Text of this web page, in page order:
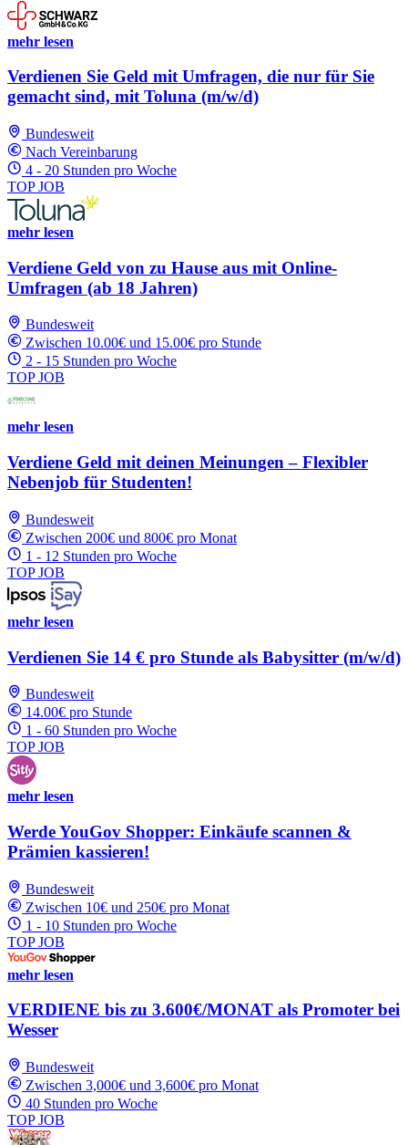
mehr lesen
Verdienen Sie Geld mit Umfragen, die nur für Sie
gemacht sind, mit Toluna (m/w/d)
Bundesweit
Nach Vereinbarung
4 - 20 Stunden pro Woche
TOP JOB
mehr lesen
Verdiene Geld von zu Hause aus mit Online-
Umfragen (ab 18 Jahren)
Bundesweit
Zwischen 10.00€ und 15.00€ pro Stunde
2 - 15 Stunden pro Woche
TOP JOB
mehr lesen
Verdiene Geld mit deinen Meinungen – Flexibler
Nebenjob für Studenten!
Bundesweit
Zwischen 200€ und 800€ pro Monat
1 - 12 Stunden pro Woche
TOP JOB
mehr lesen
Verdienen Sie 14 € pro Stunde als Babysitter (m/w/d)
Bundesweit
14.00€ pro Stunde
1 - 60 Stunden pro Woche
TOP JOB
mehr lesen
Werde YouGov Shopper: Einkäufe scannen &
Prämien kassieren!
Bundesweit
Zwischen 10€ und 250€ pro Monat
1 - 10 Stunden pro Woche
TOP JOB
mehr lesen
VERDIENE bis zu 3.600€/MONAT als Promoter bei
Wesser
Bundesweit
Zwischen 3,000€ und 3,600€ pro Monat
40 Stunden pro Woche
TOP JOB